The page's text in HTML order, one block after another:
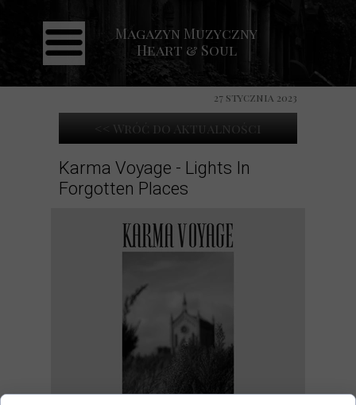
Strona główna
Aktualności
Koncerty
Galeria
Kontakt
Magazyn Muzyczny
Heart & Soul
Karma Voyage - Lights In
Forgotten Places
<< Wróć do Aktualności
27 stycznia 2023